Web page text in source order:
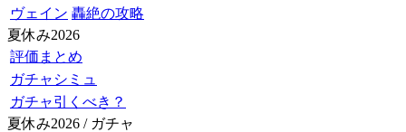
ヴェイン 轟絶の攻略
夏休み2026
評価まとめ
ガチャシミュ
ガチャ引くべき？
夏休み2026 / ガチャ